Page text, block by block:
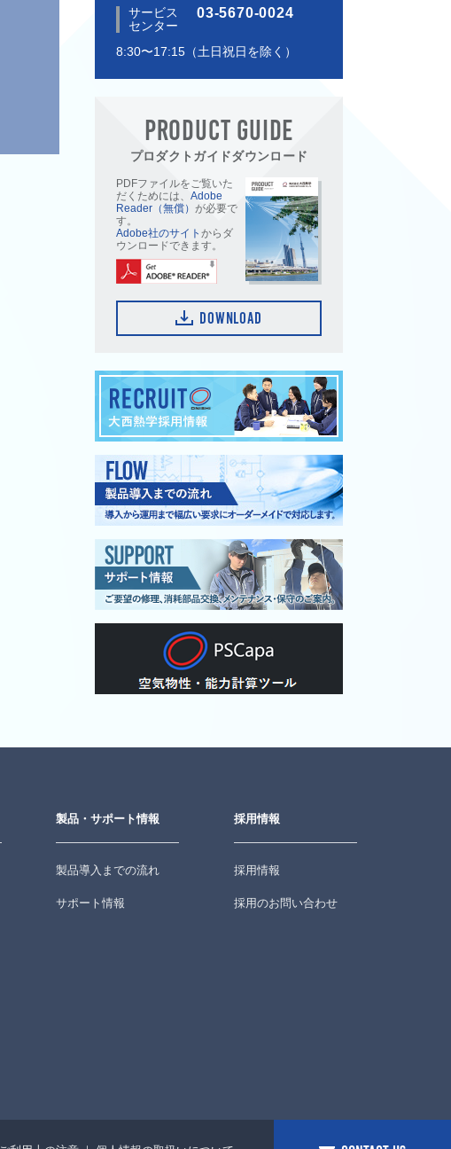
サービス
センター
03-5670-0024
8:30〜17:15（土日祝日を除く）
PRODUCT GUIDE
プロダクトガイドダウンロード
PDFファイルをご覧いた
だくためには、 Adobe
Reader（無償） が必要で
す。
Adobe社のサイト からダ
ウンロードできます。
DOWNLOAD
製品・サポート情報
製品導入までの流れ
サポート情報
採用情報
採用情報
採用のお問い合わせ